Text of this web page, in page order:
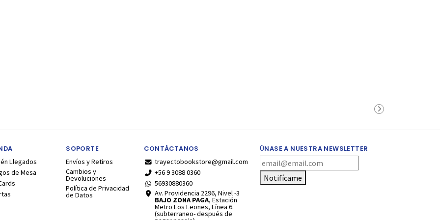
Llegados
de Mesa
SOPORTE
Envíos y Retiros
Cambios y
Devoluciones
Política de Privacidad
de Datos
CONTÁCTANOS
trayectobookstore@gmail.com
+56 9 3088 0360
56930880360
Av. Providencia 2296, Nivel -3
BAJO ZONA PAGA, Estación
Metro Los Leones, Línea 6.
(subterraneo- después de
ÚNASE A NUESTRA NEWSLETTER
Notifícame